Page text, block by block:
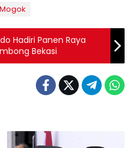
Hadiri Panen Raya
Bekasi